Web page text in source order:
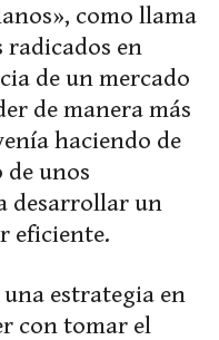
como llama
radicados en
de un mercado
de manera más
haciendo de
unos
desarrollar un
eficiente.
estrategia en
con tomar el